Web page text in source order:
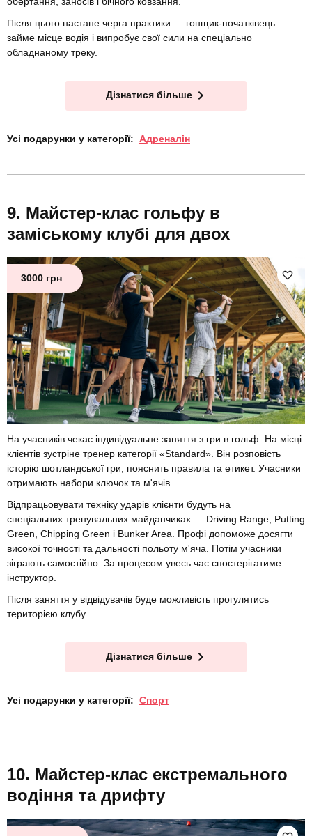
Після цього настане черга практики — гонщик-початківець
займе місце водія і випробує свої сили на спеціально
обладнаному треку.
Дізнатися більше
Усі подарунки у категорії: Адреналін
Майстер-клас гольфу в
заміському клубі для двох
3000 грн
На учасників чекає індивідуальне заняття з гри в гольф. На місці
клієнтів зустріне тренер категорії «Standard». Він розповість
історію шотландської гри, пояснить правила та етикет. Учасники
отримають набори ключок та м'ячів.
Відпрацьовувати техніку ударів клієнти будуть на
спеціальних тренувальних майданчиках — Driving Range, Putting
Green, Chipping Green і Bunker Area. Профі допоможе досягти
високої точності та дальності польоту м'яча. Потім учасники
зіграють самостійно. За процесом увесь час спостерігатиме
інструктор.
Після заняття у відвідувачів буде можливість прогулятись
територією клубу.
Дізнатися більше
Усі подарунки у категорії: Спорт
Майстер-клас екстремального
водіння та дрифту